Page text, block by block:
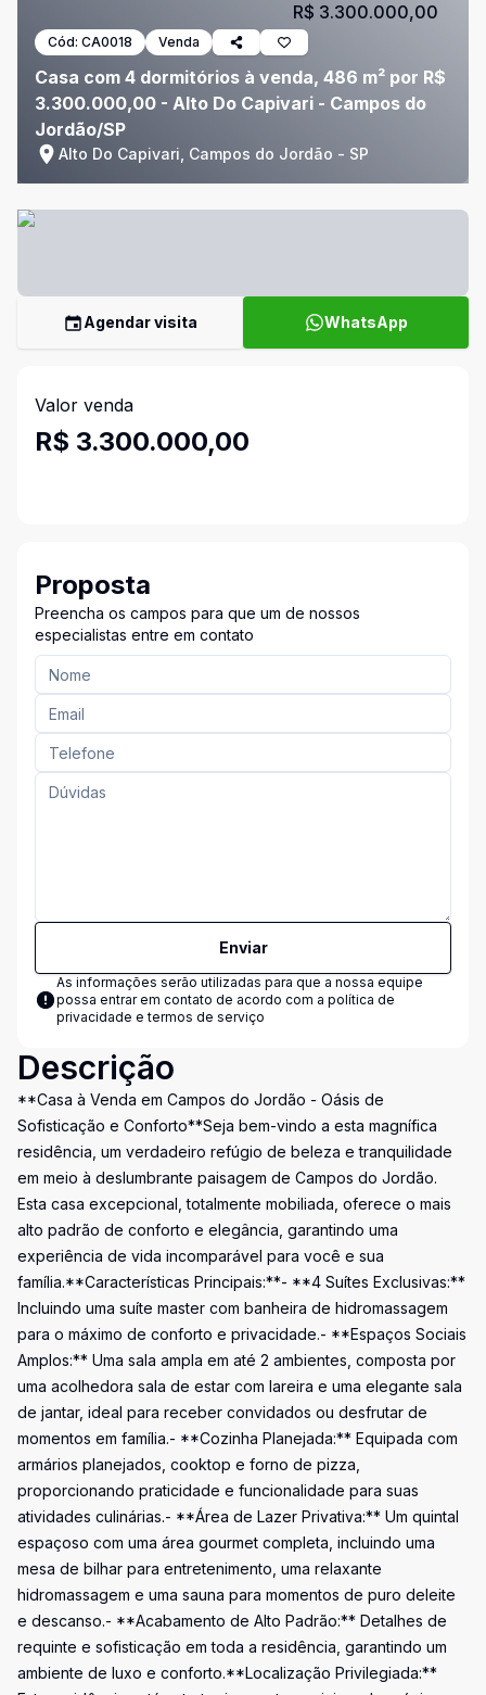
Cód: CA0018 Venda
Casa com 4 dormitórios à venda, 486 m² por R$
3.300.000,00 - Alto Do Capivari - Campos do
Jordão/SP
Alto Do Capivari, Campos do Jordão - SP
R$ 3.300.000,00
Agendar visita WhatsApp
Valor venda
R$ 3.300.000,00
Proposta
Preencha os campos para que um de nossos
especialistas entre em contato
Enviar
As informações serão utilizadas para que a nossa equipe
possa entrar em contato de acordo com a política de
privacidade e termos de serviço
Descrição
**Casa à Venda em Campos do Jordão - Oásis de
Sofisticação e Conforto**Seja bem-vindo a esta magnífica
residência, um verdadeiro refúgio de beleza e tranquilidade
em meio à deslumbrante paisagem de Campos do Jordão.
Esta casa excepcional, totalmente mobiliada, oferece o mais
alto padrão de conforto e elegância, garantindo uma
experiência de vida incomparável para você e sua
família.**Características Principais:**- **4 Suítes Exclusivas:**
Incluindo uma suíte master com banheira de hidromassagem
para o máximo de conforto e privacidade.- **Espaços Sociais
Amplos:** Uma sala ampla em até 2 ambientes, composta por
uma acolhedora sala de estar com lareira e uma elegante sala
de jantar, ideal para receber convidados ou desfrutar de
momentos em família.- **Cozinha Planejada:** Equipada com
armários planejados, cooktop e forno de pizza,
proporcionando praticidade e funcionalidade para suas
atividades culinárias.- **Área de Lazer Privativa:** Um quintal
espaçoso com uma área gourmet completa, incluindo uma
mesa de bilhar para entretenimento, uma relaxante
hidromassagem e uma sauna para momentos de puro deleite
e descanso.- **Acabamento de Alto Padrão:** Detalhes de
requinte e sofisticação em toda a residência, garantindo um
ambiente de luxo e conforto.**Localização Privilegiada:**